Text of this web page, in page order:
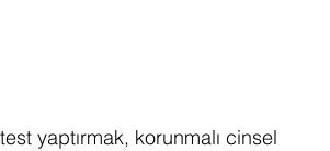
yaptırmak, korunmalı cinsel